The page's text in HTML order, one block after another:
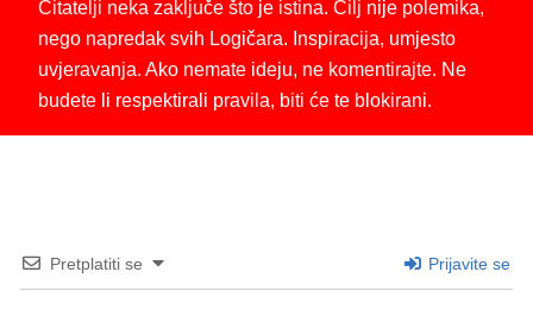
Čitatelji neka zaključe što je istina. Cilj nije polemika,
nego napredak svih Logičara. Inspiracija, umjesto
uvjeravanja. Ako nemate ideju, ne komentirajte. Ne
budete li respektirali pravila, biti će te blokirani.
Pretplatiti se Prijavite se